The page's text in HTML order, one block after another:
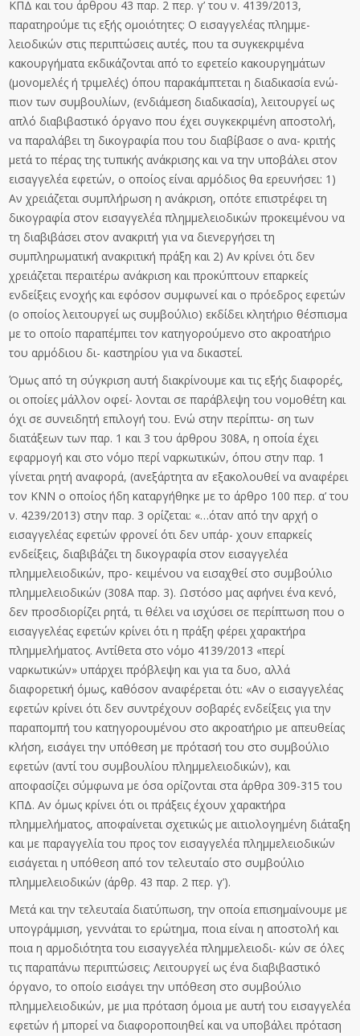
ΚΠΔ και του άρθρου 43 παρ. 2 περ. γ’ του ν. 4139/2013,
παρατηρούμε τις εξής ομοιότητες: Ο εισαγγελέας πλημμε-
λειοδικών στις περιπτώσεις αυτές, που τα συγκεκριμένα
κακουργήματα εκδικάζονται από το εφετείο κακουργημάτων
(μονομελές ή τριμελές) όπου παρακάμπτεται η διαδικασία ενώ-
πιον των συμβουλίων, (ενδιάμεση διαδικασία), λειτουργεί ως
απλό διαβιβαστικό όργανο που έχει συγκεκριμένη αποστολή,
να παραλάβει τη δικογραφία που του διαβίβασε ο ανα- κριτής
μετά το πέρας της τυπικής ανάκρισης και να την υποβάλει στον
εισαγγελέα εφετών, ο οποίος είναι αρμόδιος θα ερευνήσει: 1)
Αν χρειάζεται συμπλήρωση η ανάκριση, οπότε επιστρέφει τη
δικογραφία στον εισαγγελέα πλημμελειοδικών προκειμένου να
τη διαβιβάσει στον ανακριτή για να διενεργήσει τη
συμπληρωματική ανακριτική πράξη και 2) Αν κρίνει ότι δεν
χρειάζεται περαιτέρω ανάκριση και προκύπτουν επαρκείς
ενδείξεις ενοχής και εφόσον συμφωνεί και ο πρόεδρος εφετών
(ο οποίος λειτουργεί ως συμβούλιο) εκδίδει κλητήριο θέσπισμα
με το οποίο παραπέμπει τον κατηγορούμενο στο ακροατήριο
του αρμόδιου δι- καστηρίου για να δικαστεί.
Όμως από τη σύγκριση αυτή διακρίνουμε και τις εξής διαφορές,
οι οποίες μάλλον οφεί- λονται σε παράβλεψη του νομοθέτη και
όχι σε συνειδητή επιλογή του. Ενώ στην περίπτω- ση των
διατάξεων των παρ. 1 και 3 του άρθρου 308Α, η οποία έχει
εφαρμογή και στο νόμο περί ναρκωτικών, όπου στην παρ. 1
γίνεται ρητή αναφορά, (ανεξάρτητα αν εξακολουθεί να αναφέρει
τον ΚΝΝ ο οποίος ήδη καταργήθηκε με το άρθρο 100 περ. α’ του
ν. 4239/2013) στην παρ. 3 ορίζεται: «…όταν από την αρχή ο
εισαγγελέας εφετών φρονεί ότι δεν υπάρ- χουν επαρκείς
ενδείξεις, διαβιβάζει τη δικογραφία στον εισαγγελέα
πλημμελειοδικών, προ- κειμένου να εισαχθεί στο συμβούλιο
πλημμελειοδικών (308Α παρ. 3). Ωστόσο μας αφήνει ένα κενό,
δεν προσδιορίζει ρητά, τι θέλει να ισχύσει σε περίπτωση που ο
εισαγγελέας εφετών κρίνει ότι η πράξη φέρει χαρακτήρα
πλημμελήματος. Αντίθετα στο νόμο 4139/2013 «περί
ναρκωτικών» υπάρχει πρόβλεψη και για τα δυο, αλλά
διαφορετική όμως, καθόσον αναφέρεται ότι: «Αν ο εισαγγελέας
εφετών κρίνει ότι δεν συντρέχουν σοβαρές ενδείξεις για την
παραπομπή του κατηγορουμένου στο ακροατήριο με απευθείας
κλήση, εισάγει την υπόθεση με πρότασή του στο συμβούλιο
εφετών (αντί του συμβουλίου πλημμελειοδικών), και
αποφασίζει σύμφωνα με όσα ορίζονται στα άρθρα 309-315 του
ΚΠΔ. Αν όμως κρίνει ότι οι πράξεις έχουν χαρακτήρα
πλημμελήματος, αποφαίνεται σχετικώς με αιτιολογημένη διάταξη
και με παραγγελία του προς τον εισαγγελέα πλημμελειοδικών
εισάγεται η υπόθεση από τον τελευταίο στο συμβούλιο
πλημμελειοδικών (άρθρ. 43 παρ. 2 περ. γ’).
Μετά και την τελευταία διατύπωση, την οποία επισημαίνουμε με
υπογράμμιση, γεννάται το ερώτημα, ποια είναι η αποστολή και
ποια η αρμοδιότητα του εισαγγελέα πλημμελειοδι- κών σε όλες
τις παραπάνω περιπτώσεις; Λειτουργεί ως ένα διαβιβαστικό
όργανο, το οποίο εισάγει την υπόθεση στο συμβούλιο
πλημμελειοδικών, με μια πρόταση όμοια με αυτή του εισαγγελέα
εφετών ή μπορεί να διαφοροποιηθεί και να υποβάλει πρόταση